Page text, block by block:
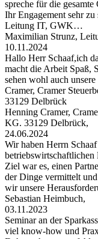
spreche für die
Ihr Engagement sehr
Leitung IT, GWK…
Maximilian Strunz,
10.11.2024
Hallo Herr Schaaf,ich
macht die Arbeit Spaß,
sehen wohl auch
Cramer, Cramer
33129 Delbrück
Henning Cramer,
KG. 33129 Delbrück,
24.06.2024
Wir haben Herrn
betriebswirtschaftlichen
Ziel war es, einen
der Dinge vermittelt
wir unsere
Sebastian Heimbuch,
03.11.2023
Seminar an der
viel know-how und